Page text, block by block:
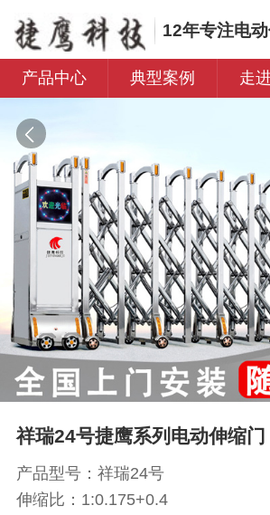
12年专注电
产品中心 典型案例 走
祥瑞24号捷鹰系列电动伸缩门
产品型号：祥瑞24号
伸缩比：1:0.175+0.4